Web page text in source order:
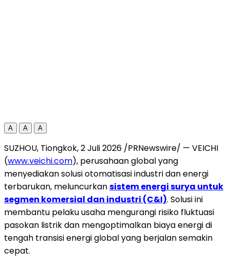
A A A
SUZHOU, Tiongkok, 2 Juli 2026 /PRNewswire/ — VEICHI
(www.veichi.com), perusahaan global yang
menyediakan solusi otomatisasi industri dan energi
terbarukan, meluncurkansistem energi surya untuk
segmen komersial dan industri (C&I). Solusi ini
membantu pelaku usaha mengurangi risiko fluktuasi
pasokan listrik dan mengoptimalkan biaya energi di
tengah transisi energi global yang berjalan semakin
cepat.